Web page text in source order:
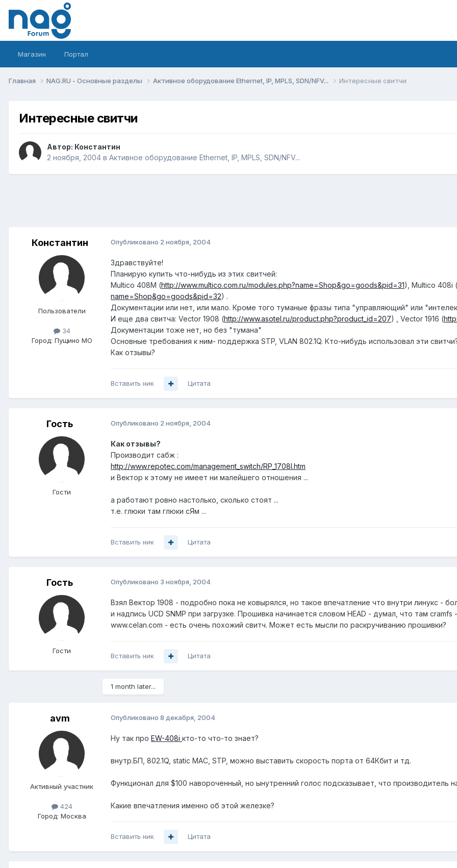
Магазин Портал
Главная NAG.RU - Основные разделы Активное оборудование Ethernet, IP, MPLS, SDN/NFV... Интересные свитчи
Интересные свитчи
Автор: Константин
2 ноября, 2004 в Активное оборудование Ethernet, IP, MPLS, SDN/NFV...
Константин
Пользователи
34
Город: Пущино МО
Опубликовано 2 ноября, 2004
Здравствуйте!
Планирую купить что-нибудь из этих свитчей:
Multico 408M (http://www.multico.com.ru/modules.php?name=Shop&go=goods&pid=31), Multico 408i (
name=Shop&go=goods&pid=32) .
Документации или нет, или мало. Кроме того туманые фразы типа "управляющий" или
И еще два свитча: Vector 1908 (http://www.asotel.ru/product.php?product_id=207) , Vector 1916 (
Документации тоже нет, но без "тумана"
Основные требования к ним- поддержка STP, VLAN 802.1Q. Кто-нибудь использовал эти
Как отзывы?
Вставить ник Цитата
Гость
Гости
Опубликовано 2 ноября, 2004
Как отзывы?
Производит сабж :
http://www.repotec.com/management_switch/RP_1708I.htm
и Вектор к этому не имеет ни малейшего отношения ...
а работают ровно настолько, сколько стоят ...
т.е. глюки там глюки сЯм ...
Вставить ник Цитата
Гость
Гости
Опубликовано 3 ноября, 2004
Взял Вектор 1908 - подробно пока не ковырялся, но такое впечатление что внутри линукс -
и надпись UCD SNMP при загрузке. Прошивка начинается словом HEAD - думал, что там
www.celan.com - есть очень похожий свитч. Может есть мысли по раскручиванию прошивки?
Вставить ник Цитата
1 month later...
avm
Активный участник
424
Город: Москва
Опубликовано 8 декабря, 2004
Ну так про EW-408i кто-то что-то знает?
внутр.БП, 802.1Q, static MAC, STP, можно выставить скорость порта от 64Кбит и тд.
Функционал для $100 навороченный, но ынутренний голос подсказывает, что производитель
Какие впечатления именно об этой железке?
Вставить ник Цитата